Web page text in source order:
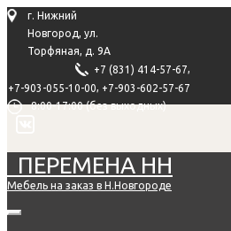
г. Нижний
Новгород, ул.
Торфяная, д. 9А
+7 (831) 414-57-67,
+7-903-055-10-00, +7-903-602-57-67
8:00-17:00 (без выходных)
ПЕРЕМЕНА НН
Мебель на заказ в Н.Новгороде